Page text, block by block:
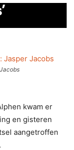
kwam er
en gisteren
aangetroffen